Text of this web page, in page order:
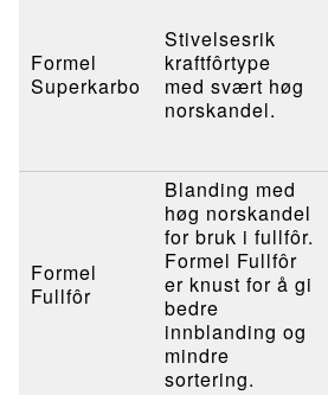
Formel
Superkarbo
Stivelsesrik
kraftfôrtype
med svært høg
norskandel.
Formel
Fullfôr
Blanding med
høg norskandel
for bruk i fullfôr.
Formel Fullfôr
er knust for å gi
bedre
innblanding og
mindre
sortering.